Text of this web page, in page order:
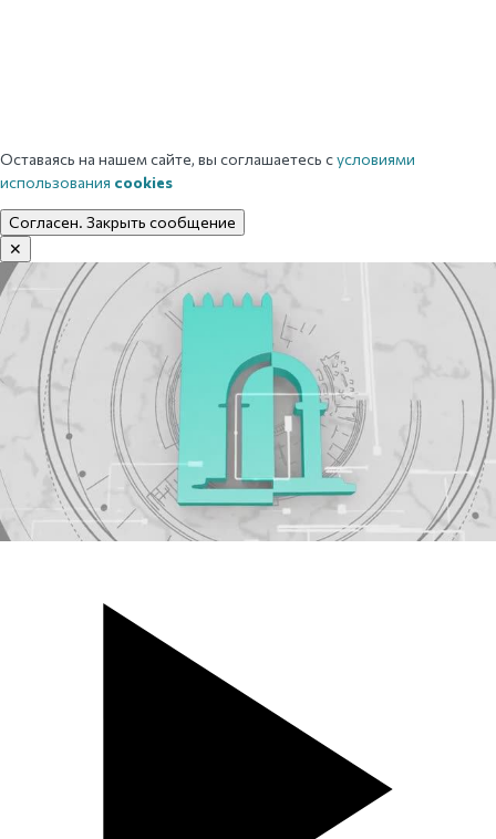
Оставаясь на нашем сайте, вы соглашаетесь сусловиями
использования cookies
Согласен. Закрыть сообщение
✕